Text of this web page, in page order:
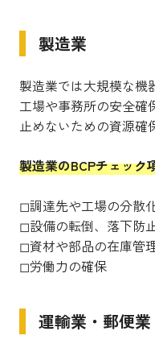
製造業
製造業では大規模な機
工場や事務所の安全確
止めないための資源確
製造業のBCPチェック
◻︎調達先や工場の分散
◻︎設備の転倒、落下防
◻︎資材や部品の在庫管
◻︎労働力の確保
運輸業・郵便業